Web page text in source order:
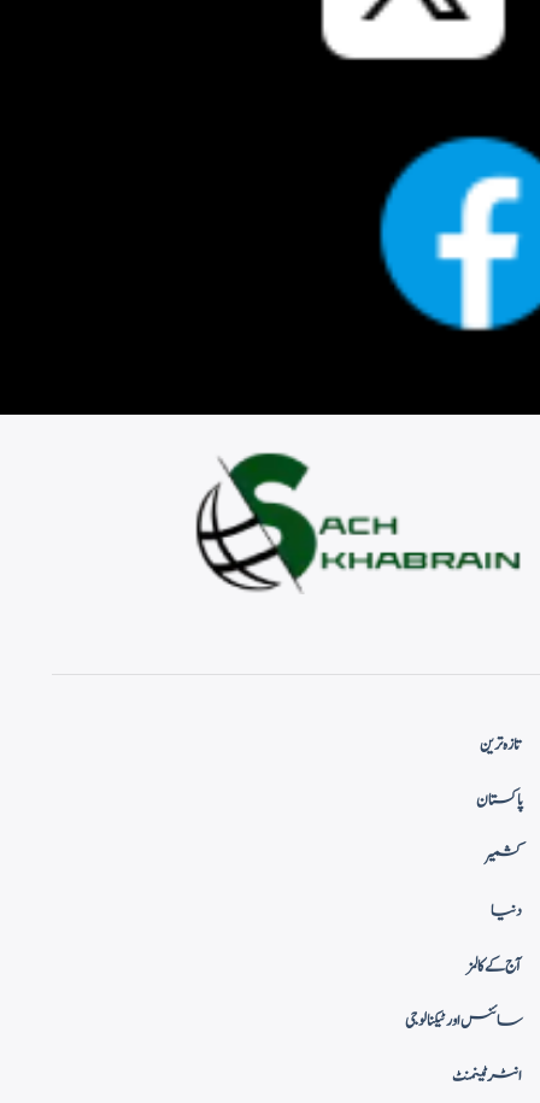
تازہ ترین
پاکستان
کشمیر
دنیا
آج کے کالمز
سائنس اور ٹیکنالوجی
انٹرٹینمنٹ